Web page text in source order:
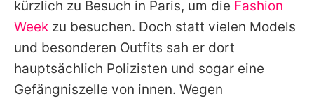
Nutzungsbedingungen
Utiq verwalten
kürzlich zu Besuch in Paris, um die Fashion
Week zu besuchen. Doch statt vielen Models
und besonderen Outfits sah er dort
hauptsächlich Polizisten und sogar eine
Gefängniszelle von innen. Wegen